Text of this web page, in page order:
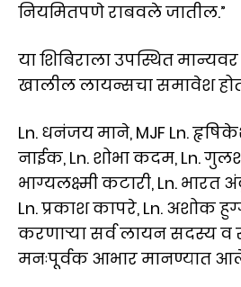
नियमितपणे राबवले जातील.”
या शिबिराला उपस्थित
खालील लायन्सचा समावेश
Ln. धनंजय माने, MJF Ln.
नाईक, Ln. शोभा कदम, Ln.
भाग्यलक्ष्मी कटारी, Ln.
Ln. प्रकाश कापरे, Ln. अशोक
करणाऱ्या सर्व लायन सदस्य व
मनःपूर्वक आभार मानण्यात